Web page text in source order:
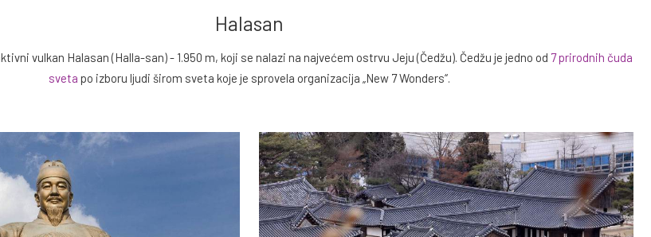
Halasan
vulkan Halasan (Halla-san) - 1.950 m, koji se nalazi na najvećem ostrvu Jeju (Čedžu). Čedžu je jedno od 7 prirodnih čuda
sveta po izboru ljudi širom sveta koje je sprovela organizacija „New 7 Wonders“.